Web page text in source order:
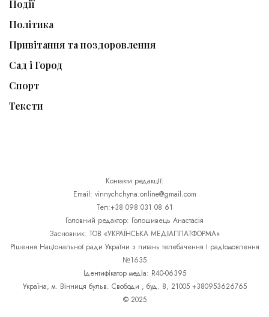
Події
Політика
Привітання та поздоровлення
Сад і Город
Спорт
Тексти
Контакти редакції:
Email: vinnychchyna.online@gmail.com
Тел:+38 098 031 08 61
Головний редактор: Голошивець Анастасія
Засновник: ТОВ «УКРАЇНСЬКА МЕДІАПЛАТФОРМА»
Рішення Національної ради України з питань телебачення і радіомовлення
№1635
Ідентифікатор медіа: R40-06395
Україна, м. Вінниця бульв. Свободи , буд. 8, 21005 +380953626765
© 2025